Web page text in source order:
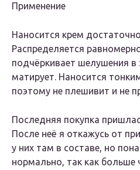
Применение
Наносится крем
Распределяется
подчёркивает шелушения
матирует. Наносится
поэтому не плешивит и не
Последняя покупка
После неё я откажусь от
у них там в составе, но
нормально, так как больше